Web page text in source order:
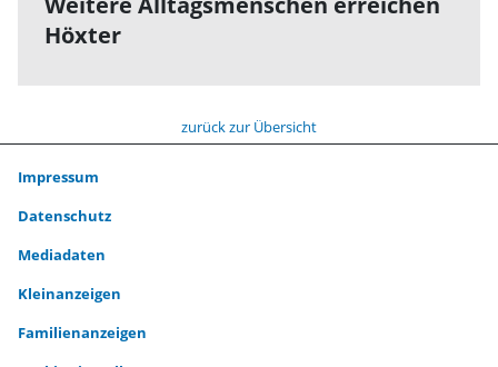
Höxter
zurück zur Übersicht
Impressum
Datenschutz
Mediadaten
Kleinanzeigen
Familienanzeigen